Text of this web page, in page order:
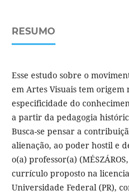
RESUMO
Esse estudo sobre o
em Artes Visuais tem origem
especificidade do
a partir da pedagogia
Busca-se pensar a
alienação, ao poder hostil e
o(a) professor(a)
currículo proposto na
Universidade Federal (PR),